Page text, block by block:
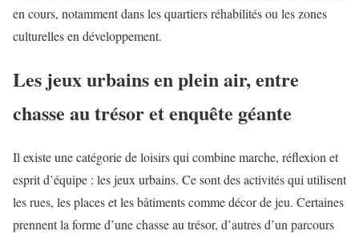
en cours, notamment dans les quartiers réhabilités ou les zones
culturelles en développement.
Les jeux urbains en plein air, entre
chasse au trésor et enquête géante
Il existe une catégorie de loisirs qui combine marche, réflexion et
esprit d’équipe : les jeux urbains. Ce sont des activités qui utilisent
les rues, les places et les bâtiments comme décor de jeu. Certaines
prennent la forme d’une chasse au trésor, d’autres d’un parcours